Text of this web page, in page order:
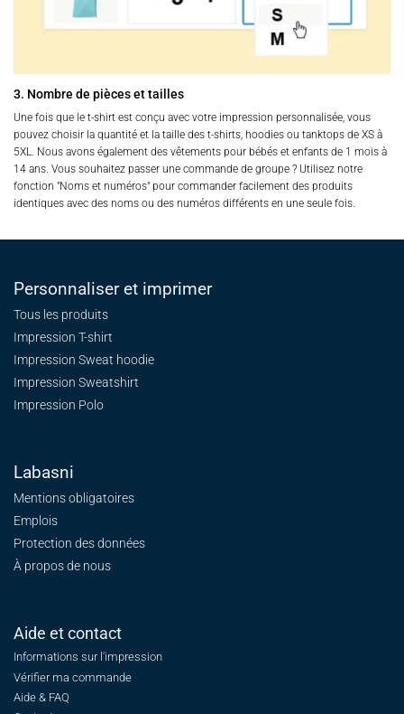
3. Nombre de pièces et tailles
Une fois que le t-shirt est conçu avec votre impression personnalisée, vous
pouvez choisir la quantité et la taille des t-shirts, hoodies ou tanktops de XS à
5XL. Nous avons également des vêtements pour bébés et enfants de 1 mois à
14 ans. Vous souhaitez passer une commande de groupe ? Utilisez notre
fonction "Noms et numéros" pour commander facilement des produits
identiques avec des noms ou des numéros différents en une seule fois.
Personnaliser et imprimer
Tous les produits
Impression T-shirt
Impression Sweat hoodie
Impression Sweatshirt
Impression Polo
Labasni
Mentions obligatoires
Emplois
Protection des données
À propos de nous
Aide et contact
Informations sur l'impression
Vérifier ma commande
Aide & FAQ